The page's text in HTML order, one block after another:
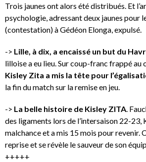
Trois jaunes ont alors été distribués. Et
psychologie, adressant deux jaunes pour
(contestation) à Gédéon Elonga, expulsé.
-> Lille, à dix, a encaissé un but du
lilloise a eu lieu. Sur coup-franc frappé au
Kisley Zita a mis la tête pour
la fin du match sur la remise en jeu.
-> La belle histoire de Kisley ZITA .
des ligaments lors de l’intersaison 22-23,
malchance et a mis 15 mois pour revenir.
reprise et se révèle le sauveur de son
+++++